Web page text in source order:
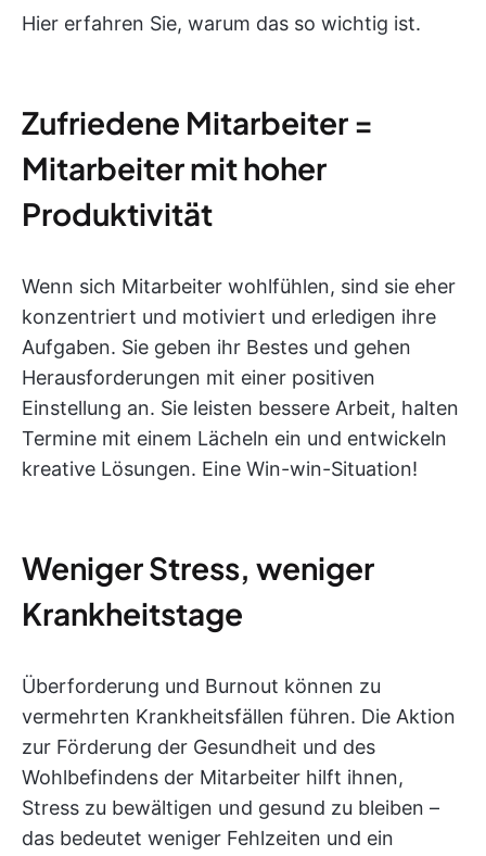
Hier erfahren Sie, warum das so wichtig ist.
Zufriedene Mitarbeiter =
Mitarbeiter mit hoher
Produktivität
Wenn sich Mitarbeiter wohlfühlen, sind sie eher
konzentriert und motiviert und erledigen ihre
Aufgaben. Sie geben ihr Bestes und gehen
Herausforderungen mit einer positiven
Einstellung an. Sie leisten bessere Arbeit, halten
Termine mit einem Lächeln ein und entwickeln
kreative Lösungen. Eine Win-win-Situation!
Weniger Stress, weniger
Krankheitstage
Überforderung und Burnout können zu
vermehrten Krankheitsfällen führen. Die Aktion
zur Förderung der Gesundheit und des
Wohlbefindens der Mitarbeiter hilft ihnen,
Stress zu bewältigen und gesund zu bleiben –
das bedeutet weniger Fehlzeiten und ein